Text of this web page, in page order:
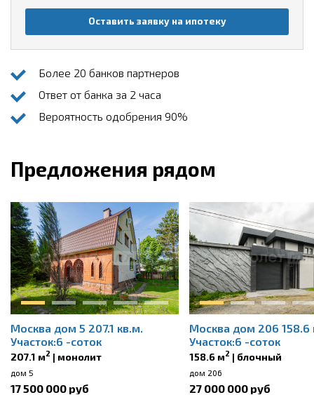
Оставить заявку на ипотеку
Более 20 банков партнеров
Ответ от банка за 2 часа
Вероятность одобрения 90%
Предложения рядом
Москва дом 5 207.1 кв.м.
Участок:6 -соток
207.1 м2 | монолит
дом 5
17 500 000 руб
Москва дом 206 158.6
Участок:6 -соток
158.6 м2 | блочный
дом 206
27 000 000 руб